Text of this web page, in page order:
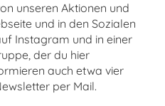
unseren Aktionen und
und in den Sozialen
Instagram und in einer
der du hier
auch etwa vier
per Mail.